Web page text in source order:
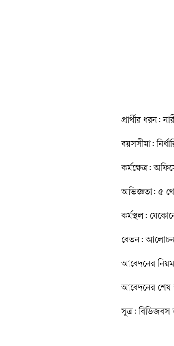
প্রার্থীর ধরন:
বয়সসীমা:
কর্মক্ষেত্র:
অভিজ্ঞতা: ৫
কর্মস্থল:
বেতন: আলোচনা
আবেদনের নিয়ম:
আবেদনের
সূত্র: